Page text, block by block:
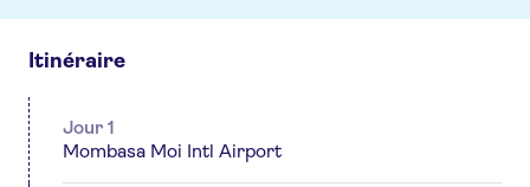
Itinéraire
Jour 1
Mombasa Moi Intl Airport